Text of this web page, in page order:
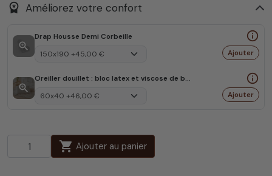
workspace_premium Améliorez votre confort
zoom_in
Drap Housse Demi Corbeille info_outline
Ajouter
zoom_in
Oreiller douillet : bloc latex et viscose de bambou info_outline
Ajouter
shopping_cart Ajouter au panier